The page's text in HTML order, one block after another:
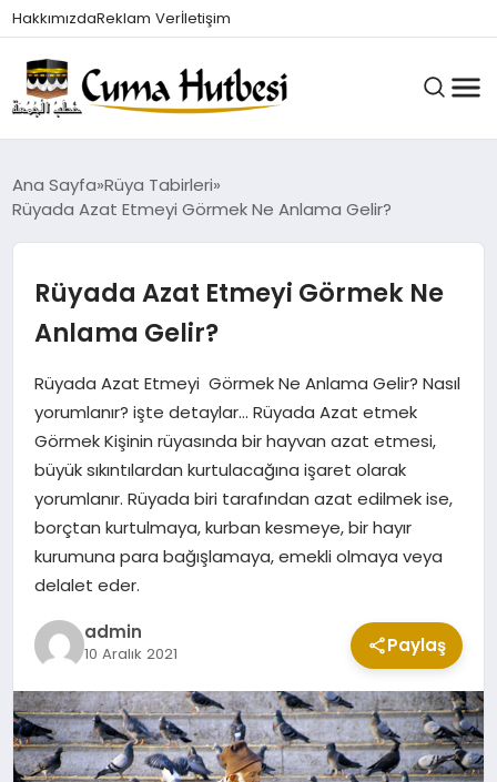
HakkımızdaReklam Verİletişim
HUTBELER
DINI BILGILER
DUALAR VE ZIKIRLER
CUMA MESAJLARI
KABE CANLI YAYIN
Ana Sayfa Rüya Tabirleri
Rüyada Azat Etmeyi Görmek Ne Anlama Gelir?
Rüyada Azat Etmeyi Görmek Ne
Anlama Gelir?
Rüyada Azat Etmeyi Görmek Ne Anlama Gelir? Nasıl
yorumlanır? işte detaylar… Rüyada Azat etmek
Görmek Kişinin rüyasında bir hayvan azat etmesi,
büyük sıkıntılardan kurtulacağına işaret olarak
yorumlanır. Rüyada biri tarafından azat edilmek ise,
borçtan kurtulmaya, kurban kesmeye, bir hayır
kurumuna para bağışlamaya, emekli olmaya veya
delalet eder.
admin
10 Aralık 2021 Paylaş